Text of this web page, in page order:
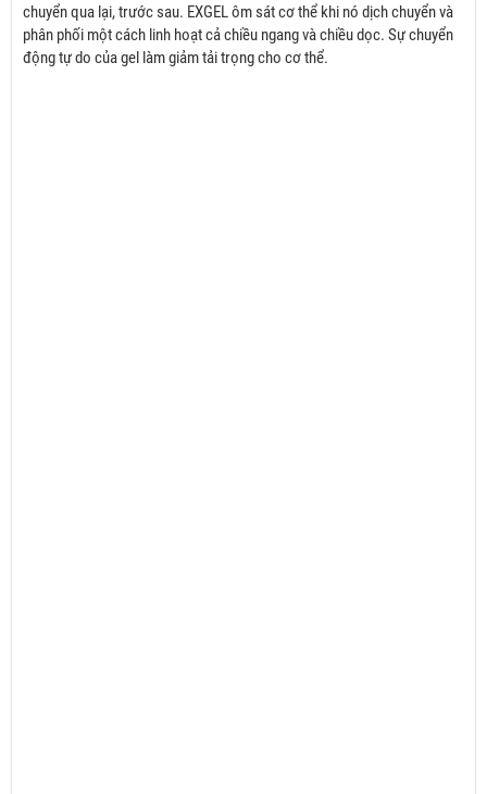
chuyển qua lại, trước sau. EXGEL ôm sát cơ thể khi nó dịch chuyển và
phân phối một cách linh hoạt cả chiều ngang và chiều dọc. Sự chuyển
động tự do của gel làm giảm tải trọng cho cơ thể.